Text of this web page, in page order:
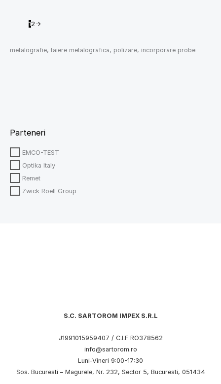
Parteneri
EMCO-TEST
Optika Italy
Remet
Zwick Roell Group
12 →
metalografie, taiere metalografica, polizare, incorporare probe
S.C. SARTOROM IMPEX S.R.L
J1991015959407 / C.I.F RO378562
info@sartorom.ro
Luni-Vineri 9:00-17:30
Sos. Bucuresti – Magurele, Nr. 232, Sector 5, Bucuresti, 051434